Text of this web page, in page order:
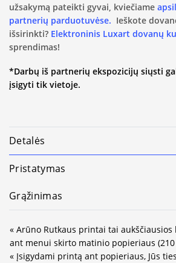
užsakymą pateikti gyvai, kviečiame
partnerių parduotuvėse. Ieškote
išsirinkti? Elektroninis Luxart dovanų
sprendimas!
*Darbų iš partnerių ekspozicijų siųsti
įsigyti tik vietoje.
Detalės
Pristatymas
Grąžinimas
« Arūno Rutkaus printai tai aukščiausios
ant menui skirto matinio popieriaus (210
« Įsigydami printą ant popieriaus, Jūs